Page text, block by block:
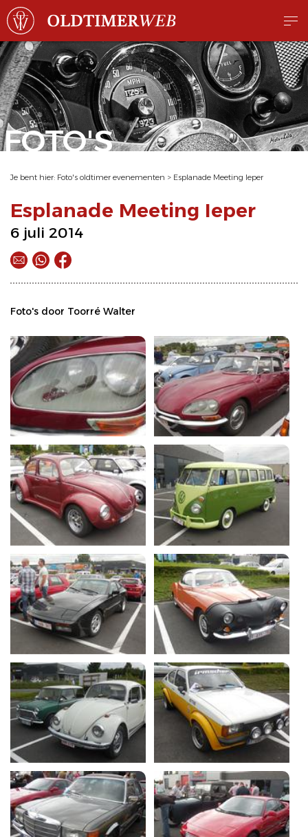
FOTO'S
Je bent hier: Foto's oldtimer evenementen > Esplanade Meeting Ieper
Esplanade Meeting Ieper
6 juli 2014
Foto's door Toorré Walter